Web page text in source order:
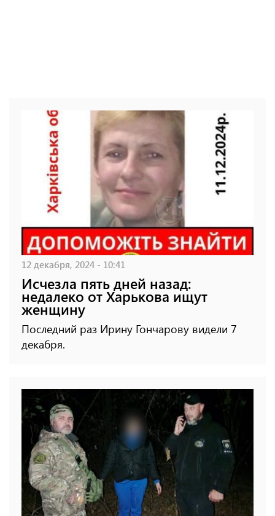
12 декабря, 2024 - 10:41
Исчезла пять дней назад:
недалеко от Харькова ищут
женщину
Последний раз Ирину Гончарову видели 7
декабря.